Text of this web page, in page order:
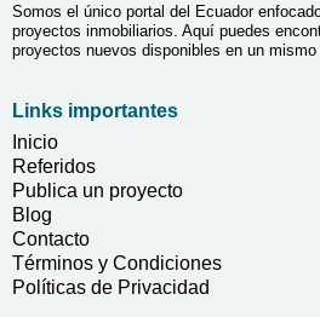
Somos el único portal del Ecuador
proyectos inmobiliarios. Aquí puedes
proyectos nuevos disponibles en un mismo
Links importantes
Inicio
Referidos
Publica un proyecto
Blog
Contacto
Términos y Condiciones
Políticas de Privacidad